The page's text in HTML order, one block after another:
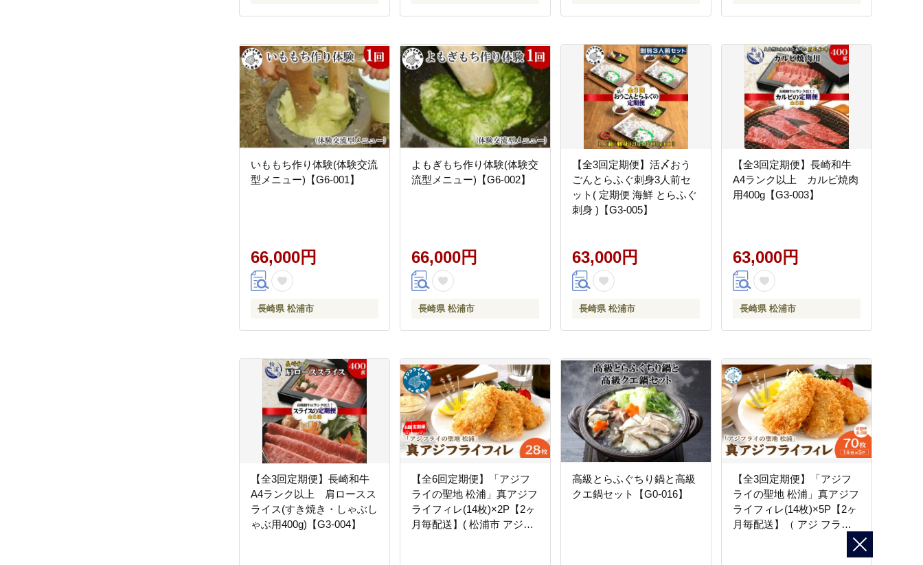
いももち作り体験(体験交流
型メニュー)【G6-001】
66,000円
長崎県 松浦市
よもぎもち作り体験(体験交
流型メニュー)【G6-002】
66,000円
長崎県 松浦市
【全3回定期便】活〆おう
ごんとらふぐ刺身3人前セ
ット( 定期便 海鮮 とらふぐ
刺身 )【G3-005】
63,000円
長崎県 松浦市
【全3回定期便】長崎和牛
A4ランク以上 カルビ焼肉
用400g【G3-003】
63,000円
長崎県 松浦市
【全3回定期便】長崎和牛
A4ランク以上 肩ロースス
ライス(すき焼き・しゃぶし
ゃぶ用400g)【G3-004】
【全6回定期便】「アジフ
ライの聖地 松浦」真アジフ
ライフィレ(14枚)×2P【2ヶ
月毎配送】( 松浦市 アジフ
高級とらふぐちり鍋と高級
クエ鍋セット【G0-016】
【全3回定期便】「アジフ
ライの聖地 松浦」真アジフ
ライフィレ(14枚)×5P【2ヶ
月毎配送】（ アジ フライ